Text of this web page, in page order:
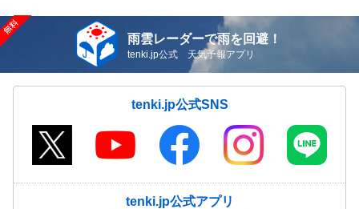
雨雲レーダーで雨を回避！
tenki.jp公式 天気予報アプリ
tenki.jp公式SNS
tenki.jp公式アプリ